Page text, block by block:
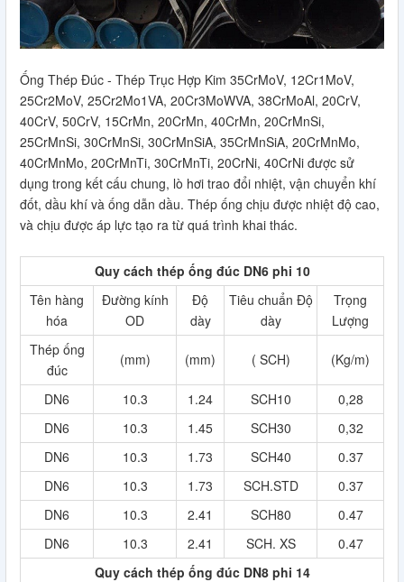
Ống Thép Đúc - Thép Trục Hợp Kim 35CrMoV, 12Cr1MoV,
25Cr2MoV, 25Cr2Mo1VA, 20Cr3MoWVA, 38CrMoAl, 20CrV,
40CrV, 50CrV, 15CrMn, 20CrMn, 40CrMn, 20CrMnSi,
25CrMnSi, 30CrMnSi, 30CrMnSiA, 35CrMnSiA, 20CrMnMo,
40CrMnMo, 20CrMnTi, 30CrMnTi, 20CrNi, 40CrNi được sử
dụng trong kết cấu chung, lò hơi trao đổi nhiệt, vận chuyển khí
đốt, dầu khí và ống dẫn dầu. Thép ống chịu được nhiệt độ cao,
và chịu được áp lực tạo ra từ quá trình khai thác.
Quy cách thép ống đúc DN6 phi 10
Tên hàng
hóa
Đường kính
OD
Độ
dày
Tiêu chuẩn Độ
dày
Trọng
Lượng
Thép ống
đúc
(mm) (mm) ( SCH) (Kg/m)
DN6 10.3 1.24 SCH10
0,28
DN6
10.3 1.45 SCH30
0,32
DN6
10.3 1.73 SCH40
0.37
DN6
10.3 1.73 SCH.STD
0.37
DN6
10.3 2.41 SCH80
0.47
DN6
10.3 2.41 SCH. XS
0.47
Quy cách thép ống đúc DN8 phi 14